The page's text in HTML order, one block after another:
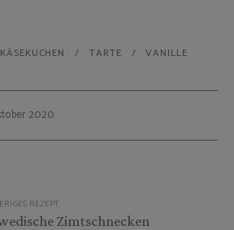
KÄSEKUCHEN TARTE VANILLE
2020
REZEPT
Zimtschnecken